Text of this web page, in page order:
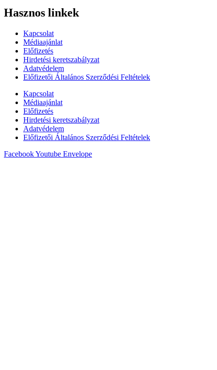
Hasznos linkek
Kapcsolat
Médiaajánlat
Előfizetés
Hirdetési keretszabályzat
Adatvédelem
Előfizetői Általános Szerződési Feltételek
Kapcsolat
Médiaajánlat
Előfizetés
Hirdetési keretszabályzat
Adatvédelem
Előfizetői Általános Szerződési Feltételek
FacebookYoutube Envelope